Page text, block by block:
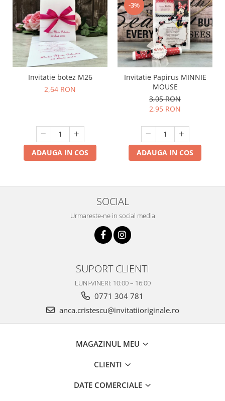
Invitatie botez M26
2,64 RON
ADAUGA IN COS
-3%
Invitatie Papirus MINNIE
MOUSE
3,05 RON
2,95 RON
ADAUGA IN COS
SOCIAL
Urmareste-ne in social media
SUPORT CLIENTI
LUNI-VINERI: 10:00 – 16:00
0771 304 781
anca.cristescu@invitatiioriginale.ro
MAGAZINUL MEU
CLIENTI
DATE COMERCIALE